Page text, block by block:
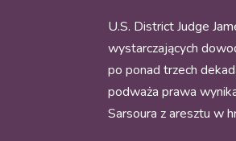
U.S. District Judge
wystarczających
po ponad trzech
podważa prawa
Sarsoura z aresztu w